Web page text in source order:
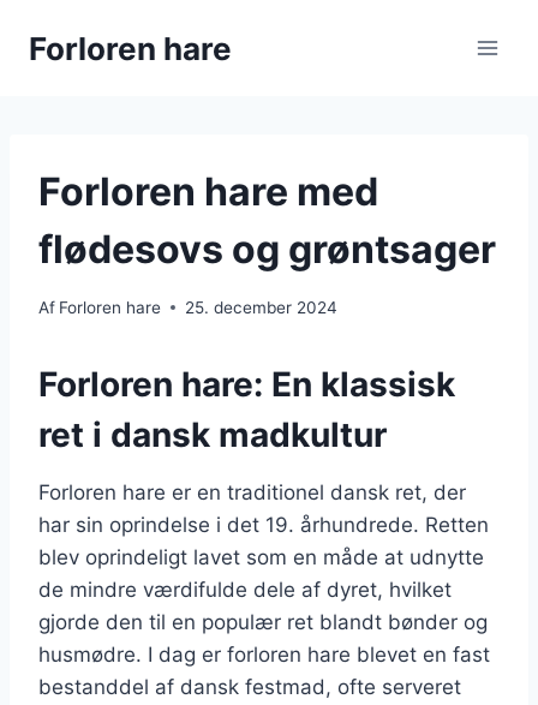
Forloren hare
Forloren hare med
flødesovs og grøntsager
Af Forloren hare 25. december 2024
Forloren hare: En klassisk
ret i dansk madkultur
Forloren hare er en traditionel dansk ret, der
har sin oprindelse i det 19. århundrede. Retten
blev oprindeligt lavet som en måde at udnytte
de mindre værdifulde dele af dyret, hvilket
gjorde den til en populær ret blandt bønder og
husmødre. I dag er forloren hare blevet en fast
bestanddel af dansk festmad, ofte serveret